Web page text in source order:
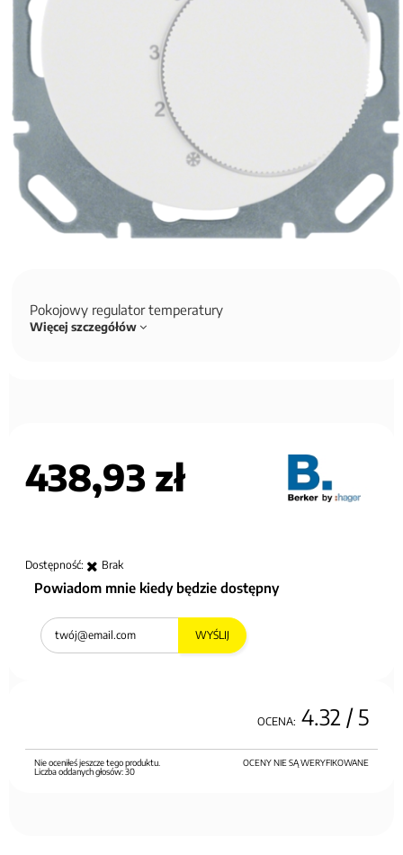
Pokojowy regulator temperatury
Więcej szczegółów
438,93 zł
Dostępność: Brak
Powiadom mnie kiedy będzie dostępny
WYŚLIJ
OCENA: 4.32 / 5
OCENY NIE SĄ WERYFIKOWANE
Nie oceniłeś jeszcze tego produktu.
Liczba oddanych głosów:30